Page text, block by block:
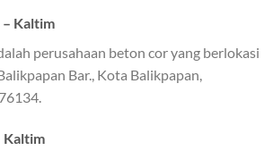
Kaltim
perusahaan beton cor yang berlokasi
Bar., Kota Balikpapan,
Kaltim